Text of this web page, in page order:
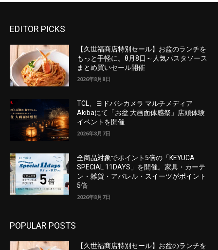
EDITOR PICKS
【久世福商店特別セール】お盆のランチを
もっと手軽に。8月8日～人気パスタソース
まとめ買いセール開催
2026年8月8日
TCL、ヨドバシカメラ マルチメディア
Akibaにて「お盆 大画面体感祭」店頭体験
イベントを開催
2026年8月7日
全商品対象でポイント5倍の「KEYUCA
SPECIAL 11DAYS」を開催。家具・カーテ
ン・雑貨・アパレル・スイーツがポイント
5倍
2026年8月7日
POPULAR POSTS
【久世福商店特別セール】お盆のランチを